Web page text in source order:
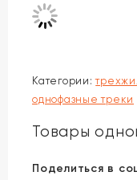
Категории:
однофазные треки
Товары
Поделиться в